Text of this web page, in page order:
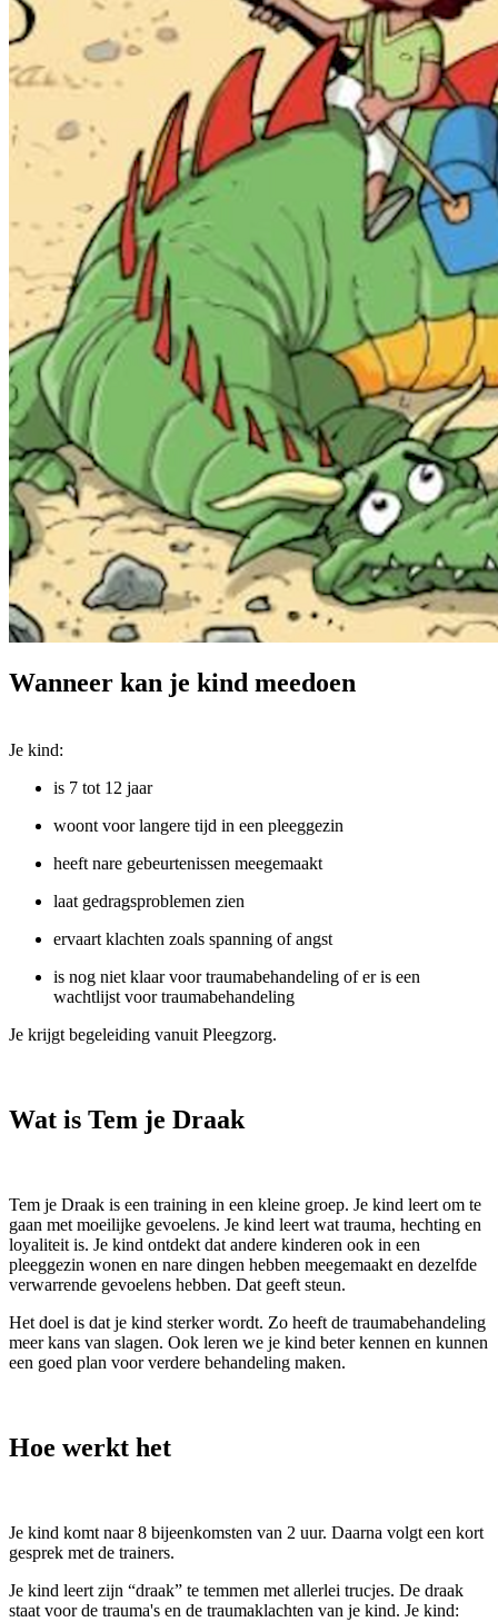
Wanneer kan je kind meedoen
Je kind:
is 7 tot 12 jaar
woont voor langere tijd in een pleeggezin
heeft nare gebeurtenissen meegemaakt
laat gedragsproblemen zien
ervaart klachten zoals spanning of angst
is nog niet klaar voor traumabehandeling of er is een
wachtlijst voor traumabehandeling
Je krijgt begeleiding vanuit Pleegzorg.
Wat is Tem je Draak
Tem je Draak is een training in een kleine groep. Je kind leert om te
gaan met moeilijke gevoelens. Je kind leert wat trauma, hechting en
loyaliteit is. Je kind ontdekt dat andere kinderen ook in een
pleeggezin wonen en nare dingen hebben meegemaakt en dezelfde
verwarrende gevoelens hebben. Dat geeft steun.
Het doel is dat je kind sterker wordt. Zo heeft de traumabehandeling
meer kans van slagen. Ook leren we je kind beter kennen en kunnen
een goed plan voor verdere behandeling maken.
Hoe werkt het
Je kind komt naar 8 bijeenkomsten van 2 uur. Daarna volgt een kort
gesprek met de trainers.
Je kind leert zijn “draak” te temmen met allerlei trucjes. De draak
staat voor de trauma's en de traumaklachten van je kind. Je kind: